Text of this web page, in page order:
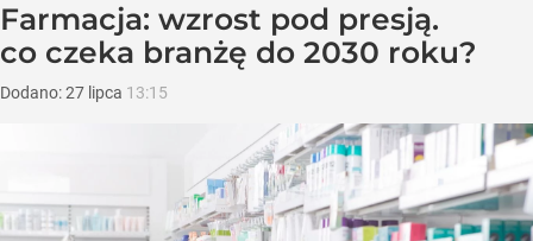
Farmacja: wzrost pod presją.
co czeka branżę do 2030 roku?
Dodano:27 lipca 13:15